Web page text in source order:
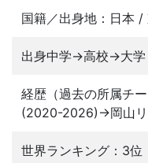
国籍／出身地：日本 /
出身中学→高校→大学
経歴（過去の所属チ
(2020-2026)→岡山
世界ランキング：3位